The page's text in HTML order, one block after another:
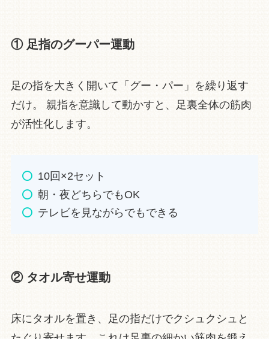
① 足指のグーパー運動
足の指を大きく開いて「グー・パー」を繰り返す
だけ。 親指を意識して動かすと、足裏全体の筋肉
が活性化します。
10回×2セット
朝・夜どちらでもOK
テレビを見ながらでもできる
② タオル寄せ運動
床にタオルを置き、足の指だけでクシュクシュと